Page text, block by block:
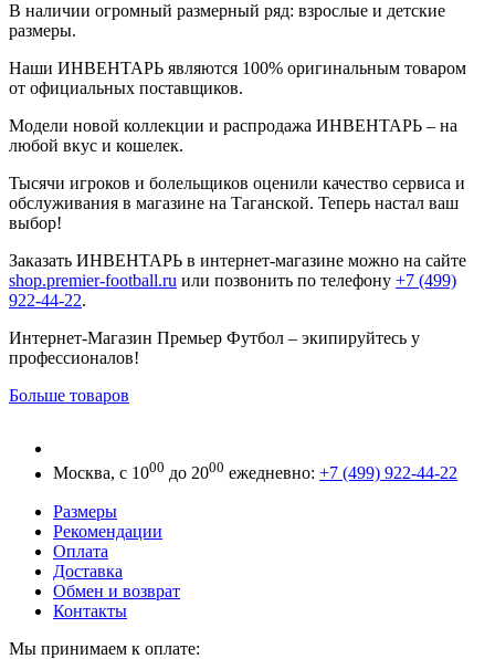
В наличии огромный размерный ряд: взрослые и детские
размеры.
Наши ИНВЕНТАРЬ являются 100% оригинальным товаром
от официальных поставщиков.
Модели новой коллекции и распродажа ИНВЕНТАРЬ – на
любой вкус и кошелек.
Тысячи игроков и болельщиков оценили качество сервиса и
обслуживания в магазине на Таганской. Теперь настал ваш
выбор!
Заказать ИНВЕНТАРЬ в интернет-магазине можно на сайте
shop.premier-football.ru или позвонить по телефону +7 (499)
922-44-22.
Интернет-Магазин Премьер Футбол – экипируйтесь у
профессионалов!
Больше товаров
Москва, с 1000 до 2000 ежедневно: +7 (499) 922-44-22
Размеры
Рекомендации
Оплата
Доставка
Обмен и возврат
Контакты
Мы принимаем к оплате: